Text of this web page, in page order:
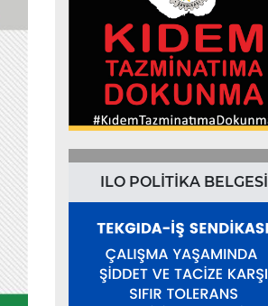
ILO POLİTİKA BELGESİ